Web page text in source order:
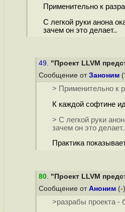
Применительно к
С легкой руки анона
зачем он это делает..
49. "Проект LLVM
Сообщение от Заноним
> Применительно к
К каждой софтине
> С легкой руки
зачем он это делает..
Практика
80. "Проект LLVM
Сообщение от Аноним (-
>разрабы проекта -